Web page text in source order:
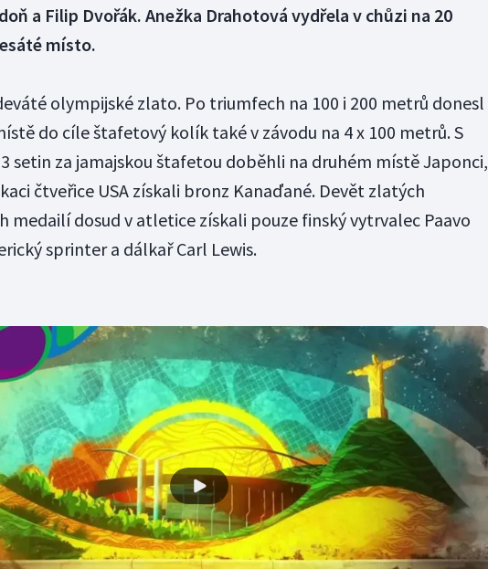
a Filip Dvořák. Anežka Drahotová vydřela v chůzi na 20
místo.
olympijské zlato. Po triumfech na 100 i 200 metrů donesl
do cíle štafetový kolík také v závodu na 4 x 100 metrů. S
setin za jamajskou štafetou doběhli na druhém místě Japonci,
čtveřice USA získali bronz Kanaďané. Devět zlatých
medailí dosud v atletice získali pouze finský vytrvalec Paavo
sprinter a dálkař Carl Lewis.